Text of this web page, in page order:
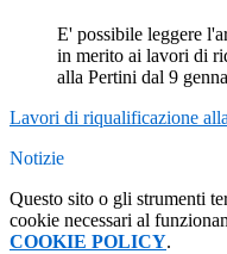
E' possibile leggere
in merito ai lavori di
alla Pertini dal 9
Lavori di riqualificazione
Notizie
Questo sito o gli strumenti
cookie necessari al
COOKIE POLICY.